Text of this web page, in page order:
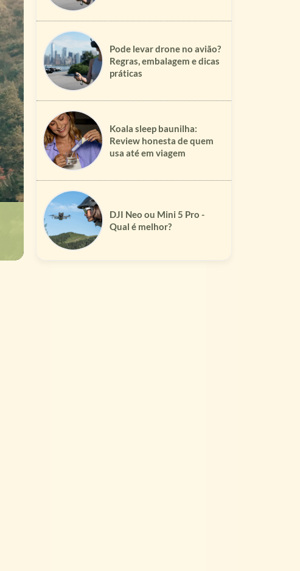
Pode levar drone no avião?
Regras, embalagem e dicas
práticas
Koala sleep baunilha:
Review honesta de quem
usa até em viagem
DJI Neo ou Mini 5 Pro -
Qual é melhor?